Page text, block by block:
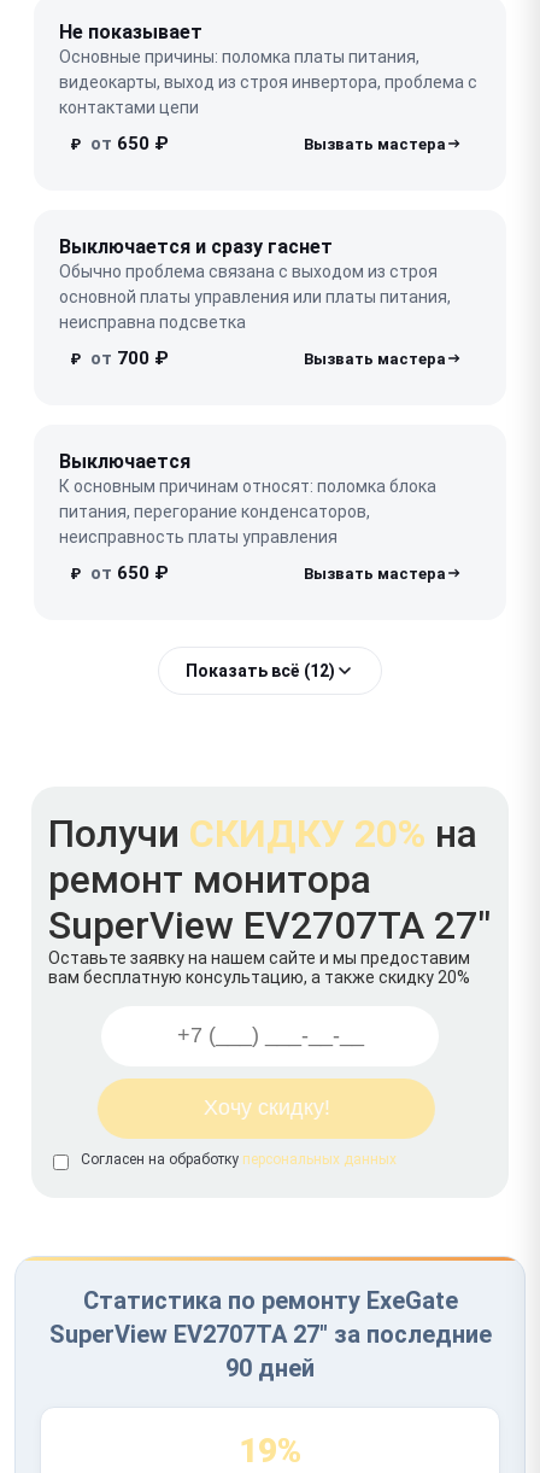
Не показывает
Основные причины: поломка платы питания,
видеокарты, выход из строя инвертора, проблема с
контактами цепи
₽ от 650 ₽
Выключается и сразу гаснет
Обычно проблема связана с выходом из строя
основной платы управления или платы питания,
неисправна подсветка
₽ от 700 ₽
Выключается
К основным причинам относят: поломка блока
питания, перегорание конденсаторов,
неисправность платы управления
₽ от 650 ₽
Показать всё (12)
Получи СКИДКУ 20% на
ремонт монитора
SuperView EV2707TA 27"
Оставьте заявку на нашем сайте и мы предоставим
вам бесплатную консультацию, а также скидку 20%
Согласен на обработку персональных данных
Статистика по ремонту ExeGate
SuperView EV2707TA 27" за последние
90 дней
19%